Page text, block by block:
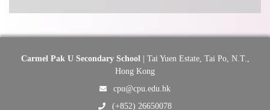
Carmel Pak U Secondary School| Tai Yuen Estate, Tai Po, N.T.,
Hong Kong
cpu@cpu.edu.hk
(+852) 26650078